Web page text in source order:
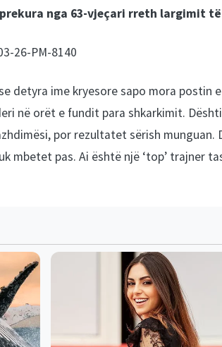
nga 63-vjeçari rreth largimit
detyra ime kryesore sapo mora
në orët e fundit para shkarkimit.
por rezultatet sërish munguan.
mbetet pas. Ai është një ‘top’ trajner